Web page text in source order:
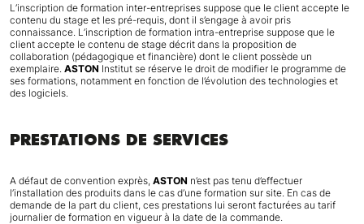
L’inscription de formation inter-entreprises suppose que le client accepte le
contenu du stage et les pré-requis, dont il s’engage à avoir pris
connaissance. L’inscription de formation intra-entreprise suppose que le
client accepte le contenu de stage décrit dans la proposition de
collaboration (pédagogique et financière) dont le client possède un
exemplaire. ASTON Institut se réserve le droit de modifier le programme de
ses formations, notamment en fonction de l’évolution des technologies et
des logiciels.
PRESTATIONS DE SERVICES
A défaut de convention exprès, ASTON n’est pas tenu d’effectuer
l’installation des produits dans le cas d’une formation sur site. En cas de
demande de la part du client, ces prestations lui seront facturées au tarif
journalier de formation en vigueur à la date de la commande.